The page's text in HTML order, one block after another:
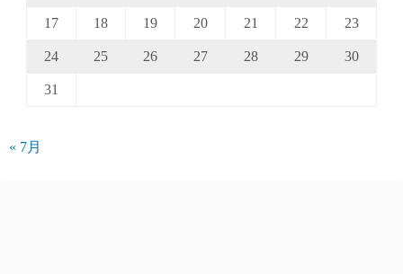
17 18 19 20 21 22 23
24 25 26 27 28 29 30
31
« 7月